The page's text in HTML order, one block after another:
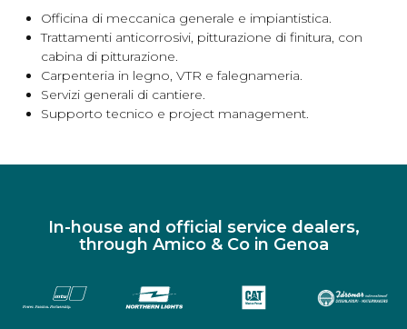
Officina di meccanica generale e impiantistica.
Trattamenti anticorrosivi, pitturazione di finitura, con
cabina di pitturazione.
Carpenteria in legno, VTR e falegnameria.
Servizi generali di cantiere.
Supporto tecnico e project management.
In-house and official service dealers,
through Amico & Co in Genoa